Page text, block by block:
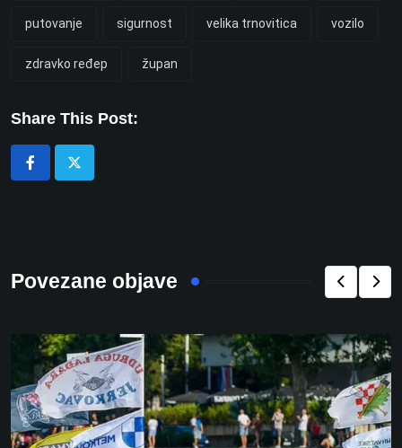
putovanje sigurnost velika trnovitica vozilo
zdravko ređep župan
Share This Post:
Povezane objave